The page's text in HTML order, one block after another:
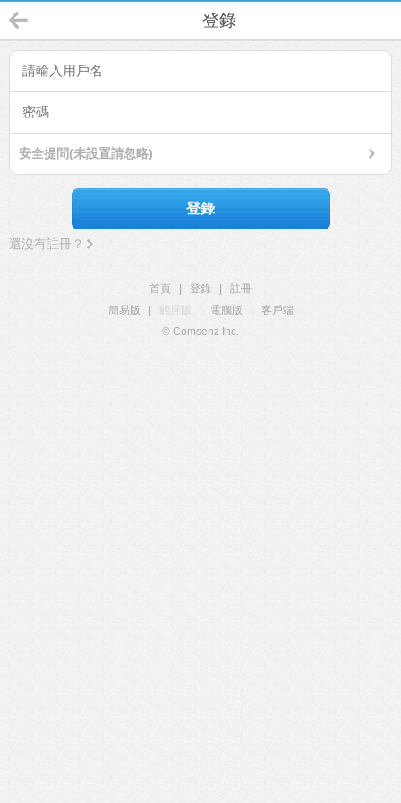
登錄
安全提問(未設置請忽略)
登錄
還沒有註冊？
首頁 登錄
註冊
簡易版
觸屏版 電腦版
客戶端
© Comsenz Inc.